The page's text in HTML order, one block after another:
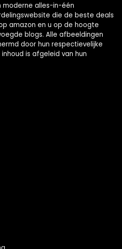
moderne alles-in-één
die de beste deals
amazon en u op de hoogte
blogs. Alle afbeeldingen
door hun respectievelijke
is afgeleid van hun